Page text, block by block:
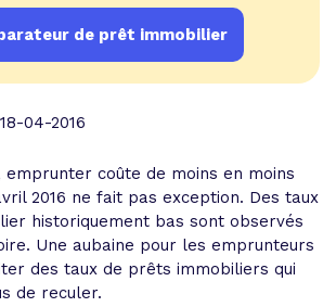
de prêt immobilier
04-2016
emprunter coûte de moins en moins
2016 ne fait pas exception. Des taux
historiquement bas sont observés
Une aubaine pour les emprunteurs
des taux de prêts immobiliers qui
de reculer.